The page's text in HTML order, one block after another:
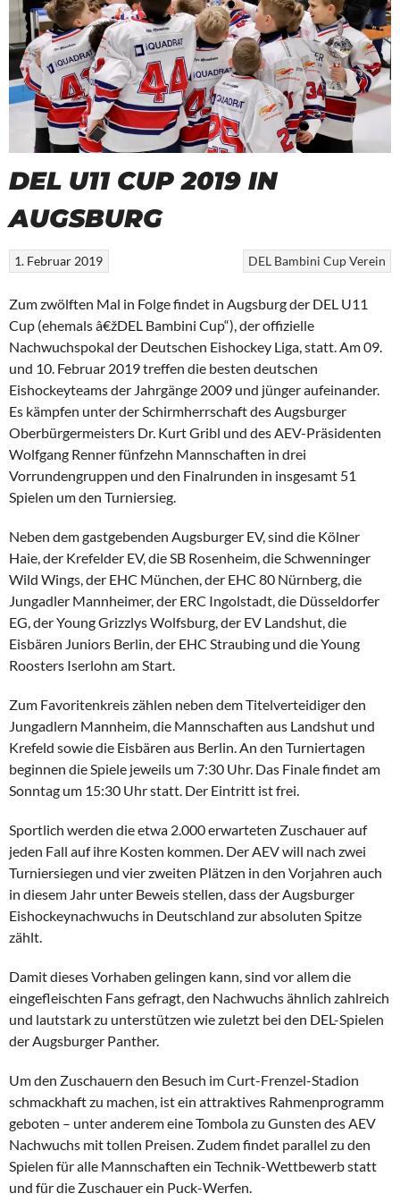
DEL U11 CUP 2019 IN
AUGSBURG
DEL Bambini CupVerein
1. Februar 2019
Zum zwölften Mal in Folge findet in Augsburg der DEL U11
Cup (ehemals â€žDEL Bambini Cup“), der offizielle
Nachwuchspokal der Deutschen Eishockey Liga, statt. Am 09.
und 10. Februar 2019 treffen die besten deutschen
Eishockeyteams der Jahrgänge 2009 und jünger aufeinander.
Es kämpfen unter der Schirmherrschaft des Augsburger
Oberbürgermeisters Dr. Kurt Gribl und des AEV-Präsidenten
Wolfgang Renner fünfzehn Mannschaften in drei
Vorrundengruppen und den Finalrunden in insgesamt 51
Spielen um den Turniersieg.
Neben dem gastgebenden Augsburger EV, sind die Kölner
Haie, der Krefelder EV, die SB Rosenheim, die Schwenninger
Wild Wings, der EHC München, der EHC 80 Nürnberg, die
Jungadler Mannheimer, der ERC Ingolstadt, die Düsseldorfer
EG, der Young Grizzlys Wolfsburg, der EV Landshut, die
Eisbären Juniors Berlin, der EHC Straubing und die Young
Roosters Iserlohn am Start.
Zum Favoritenkreis zählen neben dem Titelverteidiger den
Jungadlern Mannheim, die Mannschaften aus Landshut und
Krefeld sowie die Eisbären aus Berlin. An den Turniertagen
beginnen die Spiele jeweils um 7:30 Uhr. Das Finale findet am
Sonntag um 15:30 Uhr statt. Der Eintritt ist frei.
Sportlich werden die etwa 2.000 erwarteten Zuschauer auf
jeden Fall auf ihre Kosten kommen. Der AEV will nach zwei
Turniersiegen und vier zweiten Plätzen in den Vorjahren auch
in diesem Jahr unter Beweis stellen, dass der Augsburger
Eishockeynachwuchs in Deutschland zur absoluten Spitze
zählt.
Damit dieses Vorhaben gelingen kann, sind vor allem die
eingefleischten Fans gefragt, den Nachwuchs ähnlich zahlreich
und lautstark zu unterstützen wie zuletzt bei den DEL-Spielen
der Augsburger Panther.
Um den Zuschauern den Besuch im Curt-Frenzel-Stadion
schmackhaft zu machen, ist ein attraktives Rahmenprogramm
geboten – unter anderem eine Tombola zu Gunsten des AEV
Nachwuchs mit tollen Preisen. Zudem findet parallel zu den
Spielen für alle Mannschaften ein Technik-Wettbewerb statt
und für die Zuschauer ein Puck-Werfen.